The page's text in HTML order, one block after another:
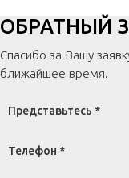
ОБРАТНЫЙ
Спасибо за Вашу
ближайшее время.
Представьтесь *
Телефон *